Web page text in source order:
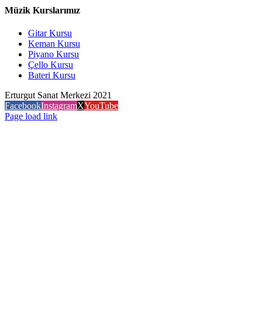
Müzik Kurslarımız
Gitar Kursu
Keman Kursu
Piyano Kursu
Çello Kursu
Bateri Kursu
Erturgut Sanat Merkezi 2021
FacebookInstagramXYouTube
Page load link